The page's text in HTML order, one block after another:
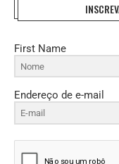
First Name
Endereço de e-mail